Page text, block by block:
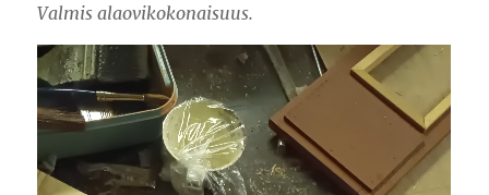
Valmis alaovikokonaisuus.